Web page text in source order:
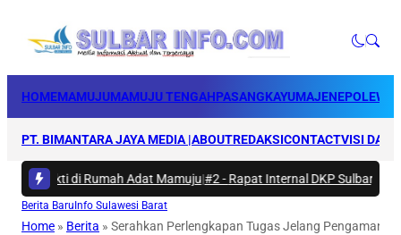
HOMEMAMUJUMAMUJU TENGAHPASANGKAYUMAJENE
PT. BIMANTARA JAYA MEDIA |ABOUTREDAKSICONTACTVISI DAN
Bakti di Rumah Adat Mamuju|#2 -Rapat Internal DKP Sulbar,
Berita Baru Info Sulawesi Barat
Home » Berita » Serahkan Perlengkapan Tugas Jelang